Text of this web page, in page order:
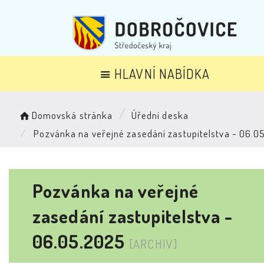
HLAVNÍ NABÍDKA
Domovská stránka
Úřední deska
Pozvánka na veřejné zasedání zastupitelstva -
Pozvánka na veřejné
zasedání zastupitelstva -
06.05.2025 [ARCHIV]